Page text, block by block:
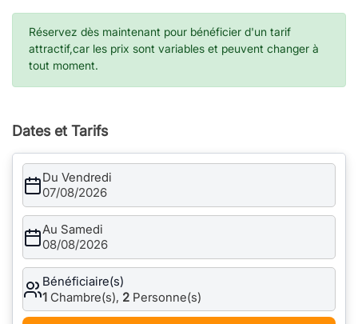
Réservez dès maintenant pour bénéficier d'un tarif
attractif,car les prix sont variables et peuvent changer à
tout moment.
Dates et Tarifs
Du Vendredi
07/08/2026
Au Samedi
08/08/2026
Bénéficiaire(s)
1 Chambre(s), 2 Personne(s)